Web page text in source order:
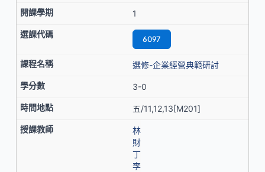
1
6097
選修-企業經營典範研討
3-0
五/11,12,13[M201]
林
財
丁
李